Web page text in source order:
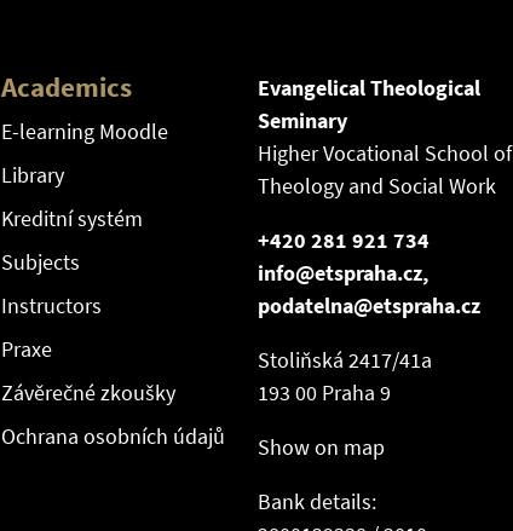
Academics
E-learning Moodle
Library
Kreditní systém
Subjects
Instructors
Praxe
Závěrečné zkoušky
Ochrana osobních údajů
Evangelical Theological
Seminary
Higher Vocational School of
Theology and Social Work
+420 281 921 734
info@etspraha.cz,
podatelna@etspraha.cz
Stoliňská 2417/41a
193 00 Praha 9
Show on map
Bank details: